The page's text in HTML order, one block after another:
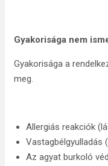
Gyakorisága nem
Gyakorisága a
meg.
Allergiás reakciók
Vastagbélgyulladás
Az agyat burkoló